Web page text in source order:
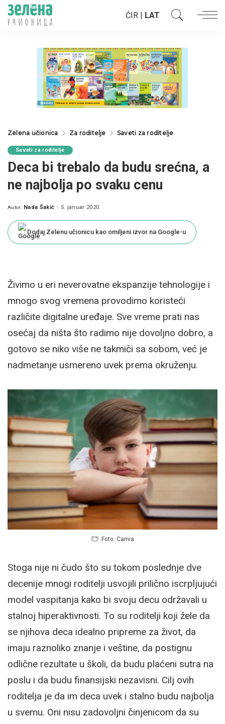
ĆIR | LAT
Zelena učionica Za roditelje Saveti za roditelje
Saveti za roditelje
Deca bi trebalo da budu srećna, a
ne najbolja po svaku cenu
Posted
Autor: Nada Šakić 5. januar 2020.
Dodaj Zelenu učionicu kao omiljeni izvor na Google-u
Živimo u eri neverovatne ekspanzije tehnologije i
mnogo svog vremena provodimo koristeći
različite digitalne uređaje. Sve vreme prati nas
osećaj da ništa što radimo nije dovoljno dobro, a
gotovo se niko više ne takmiči sa sobom, već je
nadmetanje usmereno uvek prema okruženju.
Foto: Canva
Stoga nije ni čudo što su tokom poslednje dve
decenije mnogi roditelji usvojili prilično iscrpljujući
model vaspitanja kako bi svoju decu održavali u
stalnoj hiperaktivnosti. To su roditelji koji žele da
se njihova deca idealno pripreme za život, da
imaju raznoliko znanje i veštine, da postignu
odlične rezultate u školi, da budu plaćeni sutra na
poslu i da budu finansijski nezavisni. Cilj ovih
roditelja je da im deca uvek i stalno budu najbolja
u svemu. Oni nisu zadovoljni činjenicom da su